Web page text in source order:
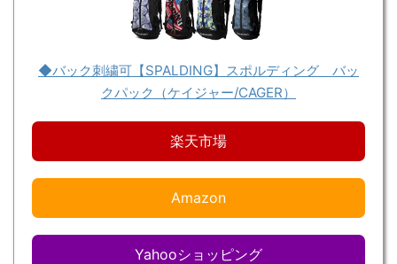
◆バック刺繍可【SPALDING】スポルディング バッ
クパック（ケイジャー/CAGER）
楽天市場
Amazon
Yahooショッピング